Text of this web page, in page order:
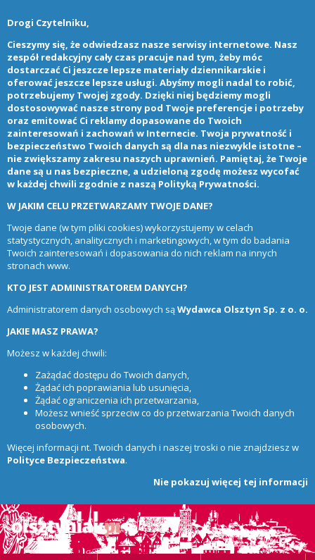
Drogi Czytelniku,
Cieszymy się, że odwiedzasz nasze serwisy internetowe. Nasz
zespół redakcyjny cały czas pracuje nad tym, żeby móc
dostarczać Ci jeszcze lepsze materiały dziennikarskie i
oferować jeszcze lepsze usługi. Abyśmy mogli nadal to robić,
potrzebujemy Twojej zgody. Dzięki niej będziemy mogli
dostosowywać nasze strony pod Twoje preferencje i potrzeby
oraz emitować Ci reklamy dopasowane do Twoich
zainteresowań i zachowań w Internecie. Twoja prywatność i
bezpieczeństwo Twoich danych są dla nas niezwykle istotne –
nie zwiększamy zakresu naszych uprawnień. Pamiętaj, że Twoje
dane są u nas bezpieczne, a udzieloną zgodę możesz wycofać
w każdej chwili zgodnie z naszą Polityką Prywatności.
W JAKIM CELU PRZETWARZAMY TWOJE DANE?
Twoje dane (w tym pliki cookies) wykorzystujemy w celach
statystycznych, analitycznych i marketingowych, w tym do badania
Twoich zainteresowań i dopasowania do nich reklam na innych
stronach www.
KTO JEST ADMINISTRATOREM DANYCH?
Administratorem danych osobowych sąWydawca Olsztyn Sp. z o. o.
JAKIE MASZ PRAWA?
Możesz w każdej chwili:
Zażądać dostępu do Twoich danych,
Żądać ich poprawiania lub usunięcia,
Żądać ograniczenia ich przetwarzania,
Możesz wnieść sprzeciw co do przetwarzania Twoich danych
osobowych.
Więcej informacji nt. Twoich danych i naszej troski o nie znajdziesz w
Polityce Bezpieczeństwa.
Nie pokazuj więcej tej informacji